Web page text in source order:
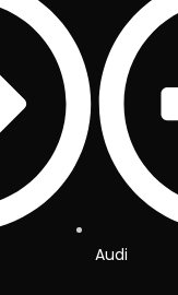
Audi